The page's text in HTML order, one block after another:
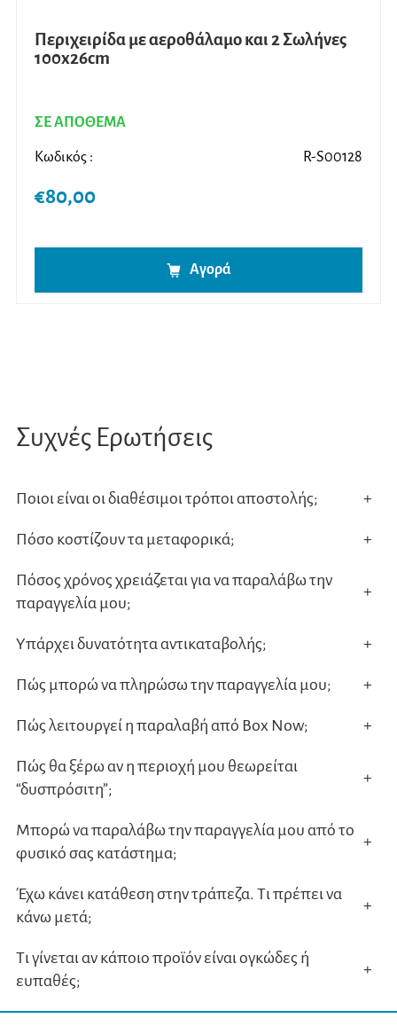
Περιχειρίδα με αεροθάλαμο και 2 Σωλήνες
100x26cm
ΣΕ ΑΠΟΘΕΜΑ
Κωδικός : R-S00128
€80,00
Αγορά
Συχνές Ερωτήσεις
Ποιοι είναι οι διαθέσιμοι τρόποι αποστολής; +
Πόσο κοστίζουν τα μεταφορικά; +
Πόσος χρόνος χρειάζεται για να παραλάβω την
παραγγελία μου;
+
Υπάρχει δυνατότητα αντικαταβολής; +
Πώς μπορώ να πληρώσω την παραγγελία μου; +
Πώς λειτουργεί η παραλαβή από Box Now; +
Πώς θα ξέρω αν η περιοχή μου θεωρείται
“δυσπρόσιτη”;
+
Μπορώ να παραλάβω την παραγγελία μου από το
φυσικό σας κατάστημα;
+
Έχω κάνει κατάθεση στην τράπεζα. Τι πρέπει να
κάνω μετά;
+
Τι γίνεται αν κάποιο προϊόν είναι ογκώδες ή
ευπαθές;
+